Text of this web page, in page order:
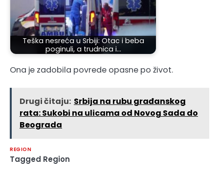
Teška nesreća u Srbiji: Otac i beba
poginuli, a trudnica i…
Ona je zadobila povrede opasne po život.
Drugi čitaju: Srbija na rubu građanskog
rata: Sukobi na ulicama od Novog Sada do
Beograda
REGION
Tagged Region